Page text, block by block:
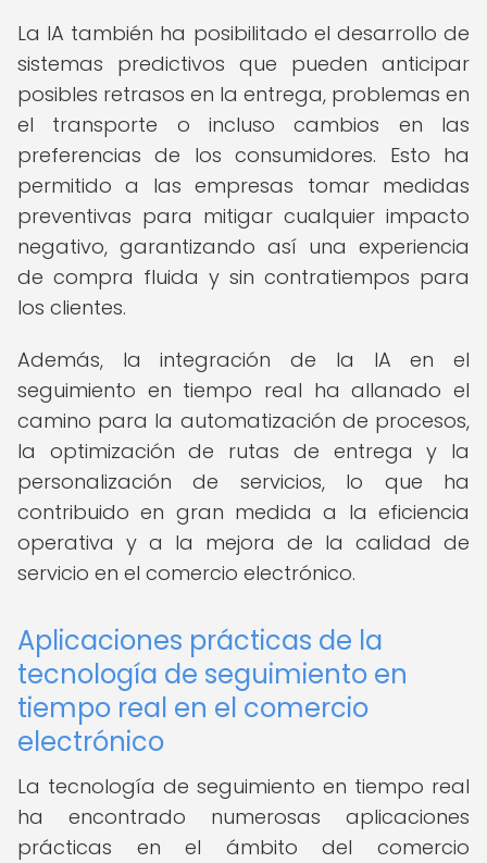
La IA también ha posibilitado el desarrollo de
sistemas predictivos que pueden anticipar
posibles retrasos en la entrega, problemas en
el transporte o incluso cambios en las
preferencias de los consumidores. Esto ha
permitido a las empresas tomar medidas
preventivas para mitigar cualquier impacto
negativo, garantizando así una experiencia
de compra fluida y sin contratiempos para
los clientes.
Además, la integración de la IA en el
seguimiento en tiempo real ha allanado el
camino para la automatización de procesos,
la optimización de rutas de entrega y la
personalización de servicios, lo que ha
contribuido en gran medida a la eficiencia
operativa y a la mejora de la calidad de
servicio en el comercio electrónico.
Aplicaciones prácticas de la
tecnología de seguimiento en
tiempo real en el comercio
electrónico
La tecnología de seguimiento en tiempo real
ha encontrado numerosas aplicaciones
prácticas en el ámbito del comercio